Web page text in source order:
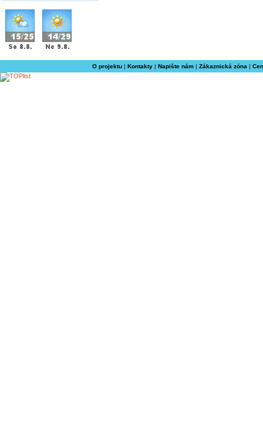
O projektu| Kontakty| Napište nám| Zákaznická zóna |